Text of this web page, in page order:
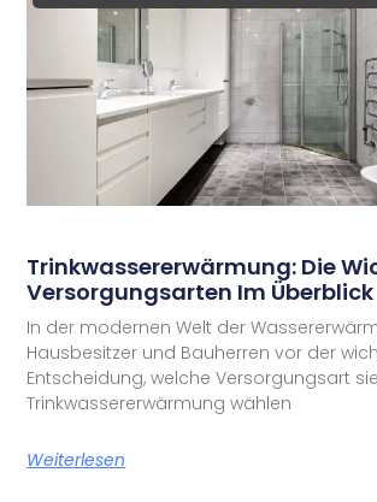
Trinkwassererwärmung: Die
Versorgungsarten Im Überblick
In der modernen Welt der
Hausbesitzer und Bauherren vor der
Entscheidung, welche Versorgungsart
Trinkwassererwärmung wählen
Weiterlesen